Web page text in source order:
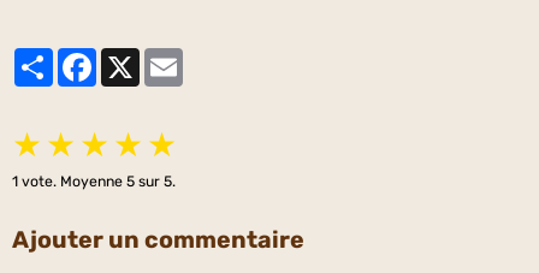
PartagerFacebook
★ ★ ★ ★ ★
1 vote. Moyenne 5 sur 5.
Ajouter un commentaire